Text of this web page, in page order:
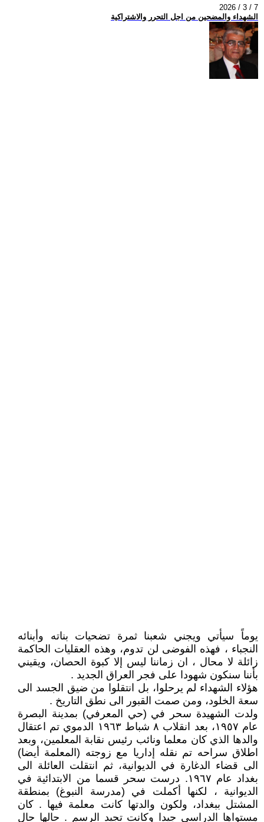
2026 / 3 / 7
الشهداء والمضحين من اجل التحرر والاشتراكية
يوماً سيأتي ويجني شعبنا ثمرة تضحيات بناته وأبنائه
النجباء ، فهذه الفوضى لن تدوم، وهذه العقليات الحاكمة
زائلة لا محال ، ان زماننا ليس إلا كبوة الحصان، ويقيني
بأننا سنكون شهودا على فجر العراق الجديد .
هؤلاء الشهداء لم يرحلوا، بل انتقلوا من ضيق الجسد الى
سعة الخلود، ومن صمت القبور الى نطق التاريخ .
ولدت الشهيدة سحر في (حي المعرفي) بمدينة البصرة
عام ١٩٥٧، بعد انقلاب ٨ شباط ١٩٦٣ الدموي تم اعتقال
والدها الذي كان معلما ونائب رئيس نقابة المعلمين، وبعد
اطلاق سراحه تم نقله إداريا مع زوجته (المعلمة أيضا)
الى قضاء الدغارة في الديوانية، ثم انتقلت العائلة الى
بغداد عام ١٩٦٧. درست سحر قسما من الابتدائية في
الديوانية ، لكنها أكملت في (مدرسة النبوغ) بمنطقة
المشتل ببغداد، ولكون والدتها كانت معلمة فيها . كان
مستواها الدراسي جيدا وكانت تجيد الرسم . حالها حال